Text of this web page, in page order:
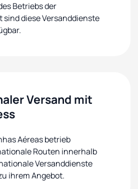
Betriebs der
sind diese Versanddienste
Versand mit
Aéreas betrieb
Routen innerhalb
Versanddienste
ihrem Angebot.